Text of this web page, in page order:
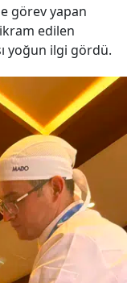
görev yapan
edilen
yoğun ilgi gördü.